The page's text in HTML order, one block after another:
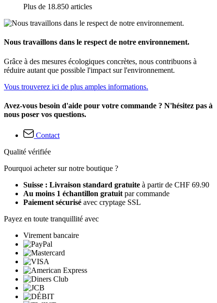
Plus de 18.850 articles
Nous travaillons dans le respect de notre environnement.
Grâce à des mesures écologiques concrètes, nous contribuons à
réduire autant que possible l'impact sur l'environnement.
Vous trouverez ici de plus amples informations.
Avez-vous besoin d'aide pour votre commande ? N'hésitez pas à
nous poser vos questions.
Contact
Qualité vérifiée
Pourquoi acheter sur notre boutique ?
Suisse : Livraison standard gratuite à partir de CHF 69.90
Au moins 1 échantillon gratuit par commande
Paiement sécurisé avec cryptage SSL
Payez en toute tranquillité avec
Virement bancaire